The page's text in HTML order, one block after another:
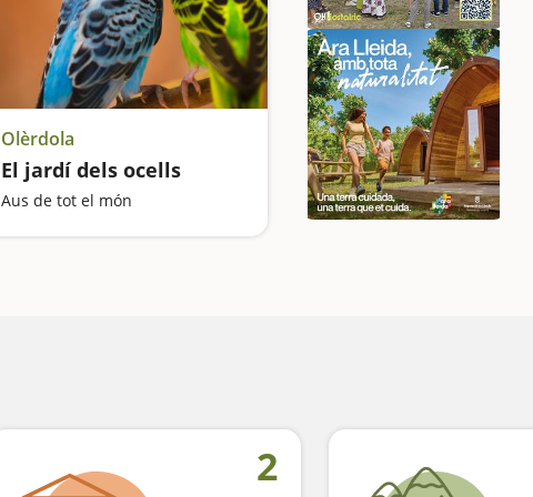
Olèrdola
El jardí dels ocells
Aus de tot el món
2